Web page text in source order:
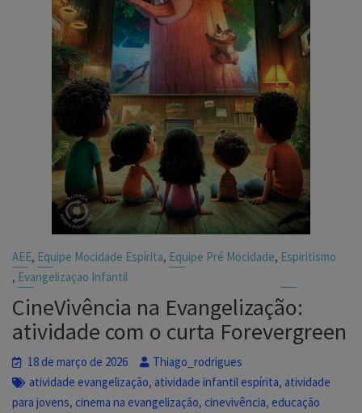
AEE, Equipe Mocidade Espírita, Equipe Pré Mocidade, Espiritismo
, Evangelizaçao Infantil
CineVivência na Evangelização:
atividade com o curta Forevergreen
18 de março de 2026
Thiago_rodrigues
atividade evangelização, atividade infantil espírita, atividade
para jovens, cinema na evangelização, cinevivência, educação